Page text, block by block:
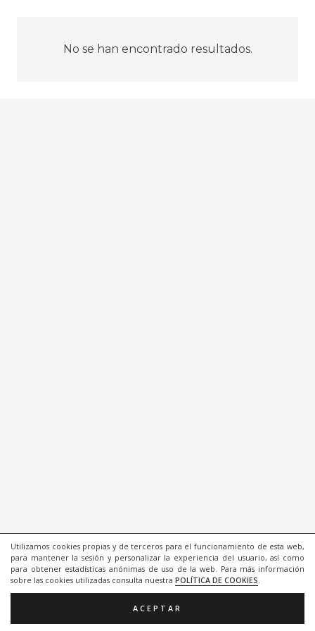
Utilizamos cookies propias y de terceros para el funcionamiento de esta web,
para mantener la sesión y personalizar la experiencia del usuario, así como
para obtener estadísticas anónimas de uso de la web. Para más información
sobre las cookies utilizadas consulta nuestra POLÍTICA DE COOKIES.
ACEPTAR
No se han encontrado resultados.